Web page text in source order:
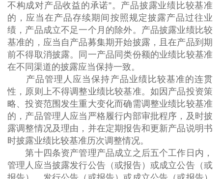
不构成对产品收益的承诺”。产品披露业绩比较基准
的，应当在产品存续期间按照规定披露产品过往业
绩，产品成立不足一个月的除外。产品披露业绩比较
基准的，应当自产品募集期开始披露，且在产品到期
前不得取消披露。同一产品同类份额的业绩比较基准
在不同渠道的披露应当保持一致。
产品管理人应当保持产品业绩比较基准的连贯
性，原则上不得调整业绩比较基准。如因产品投资策
略、投资范围发生重大变化而确需调整业绩比较基准
的，产品管理人应当严格履行内部审批程序，及时披
露调整情况及理由，并在定期报告和更新产品说明书
时披露业绩比较基准历次调整情况。
第十四条资产管理产品成立之后五个工作日内，
管理人应当披露发行公告（或报告）或成立公告（或